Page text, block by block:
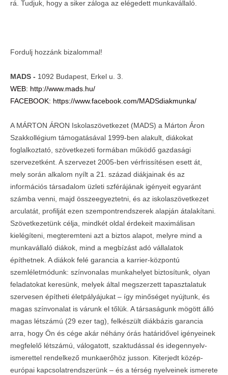
rá. Tudjuk, hogy a siker záloga az elégedett munkavállaló.
Fordulj hozzánk bizalommal!
MADS - 1092 Budapest, Erkel u. 3.
WEB: http://www.mads.hu/
FACEBOOK: https://www.facebook.com/MADSdiakmunka/
A MÁRTON ÁRON Iskolaszövetkezet (MADS) a Márton Áron
Szakkollégium támogatásával 1999-ben alakult, diákokat
foglalkoztató, szövetkezeti formában működő gazdasági
szervezetként. A szervezet 2005-ben vérfrissítésen esett át,
mely során alkalom nyílt a 21. század diákjainak és az
információs társadalom üzleti szférájának igényeit egyaránt
számba venni, majd összeegyeztetni, és az iskolaszövetkezet
arculatát, profilját ezen szempontrendszerek alapján átalakítani.
Szövetkezetünk célja, mindkét oldal érdekeit maximálisan
kielégíteni, megteremteni azt a biztos alapot, melyre mind a
munkavállaló diákok, mind a megbízást adó vállalatok
építhetnek. A diákok felé garancia a karrier-központú
szemléletmódunk: színvonalas munkahelyet biztosítunk, olyan
feladatokat keresünk, melyek által megszerzett tapasztalatuk
szervesen építheti életpályájukat – így minőséget nyújtunk, és
magas színvonalat is várunk el tőlük. A társaságunk mögött álló
magas létszámú (29 ezer tag), felkészült diákbázis garancia
arra, hogy Ön és cége akár néhány órás határidővel igényeinek
megfelelő létszámú, válogatott, szaktudással és idegennyelv-
ismerettel rendelkező munkaerőhöz jusson. Kiterjedt közép-
európai kapcsolatrendszerünk – és a térség nyelveinek ismerete